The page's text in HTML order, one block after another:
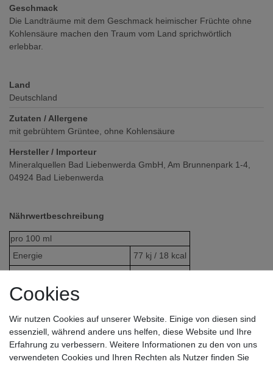
Geschmack
Die Landträume mit dem Geschmack heimischer Früchte ohne
Kohlensäure machen den Traum vom Land sprichwörtlich
erlebbar.
Land
Deutschland
Zutaten / Allergene
mit gebrühtem Grüntee, ohne Kohlensäure
Hersteller / Importeur
Mineralquellen Bad Liebenwerda GmbH, Am Brunnenpark 1-4,
04924 Bad Liebenwerda
Nährwertbeschreibung
pro 100 ml
Energie
77 kj / 18 kcal
- davon gesättigte Fettsäuren
Kohlenhydrate
4,6
- davon Zucker
4,3
Ballaststoffe
0
Cookies
Wir nutzen Cookies auf unserer Website. Einige von diesen sind
essenziell, während andere uns helfen, diese Website und Ihre
Erfahrung zu verbessern. Weitere Informationen zu den von uns
verwendeten Cookies und Ihren Rechten als Nutzer finden Sie